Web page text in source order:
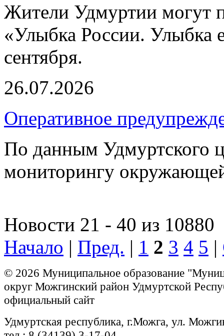
Жители Удмуртии могут
«Улыбка России. Улыбка
сентября.
26.07.2026
Оперативное
По данным Удмуртского
мониторингу
Новости 21 - 40 из 10880
Начало | Пред. | 1 2 3 4 5 |
© 2026 Муниципальное образование
округ Можгинский район Удмуртской
официальный сайт
Удмуртская республика, г.Можга, ул.